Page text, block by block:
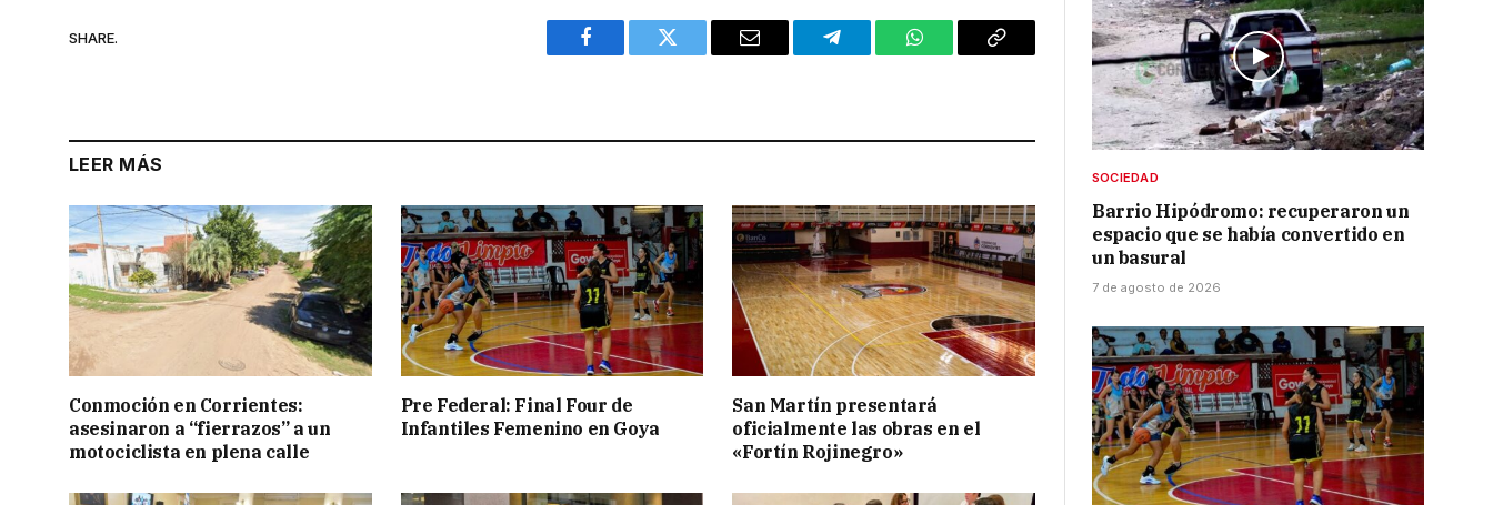
SHARE.
Facebook Twitter Email Telegram WhatsAppCopy
LEER MÁS
Conmoción en Corrientes:
asesinaron a “fierrazos” a un
motociclista en plena calle
Pre Federal: Final Four de
Infantiles Femenino en Goya
San Martín presentará
oficialmente las obras en el
«Fortín Rojinegro»
SOCIEDAD
Barrio Hipódromo: recuperaron un
espacio que se había convertido en
un basural
7 de agosto de 2026